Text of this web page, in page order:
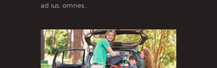
ad ius, omnes…